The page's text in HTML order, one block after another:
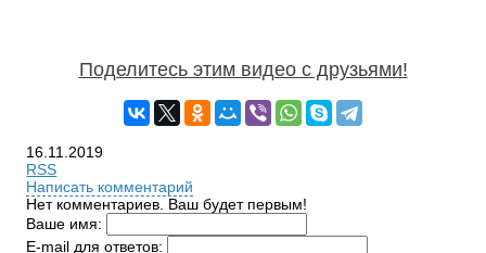
Поделитесь этим видео с друзьями!
16.11.2019
RSS
Написать комментарий
Нет комментариев. Ваш будет первым!
Ваше имя:
E-mail для ответов: